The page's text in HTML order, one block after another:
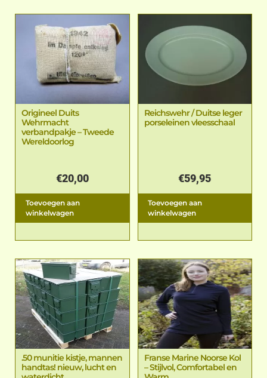
Origineel Duits
Wehrmacht
verbandpakje – Tweede
Wereldoorlog
€20,00
Toevoegen aan
winkelwagen
Reichswehr / Duitse leger
porseleinen vleesschaal
€59,95
Toevoegen aan
winkelwagen
.50 munitie kistje, mannen
handtas! nieuw, lucht en
Franse Marine Noorse Kol
– Stijlvol, Comfortabel en